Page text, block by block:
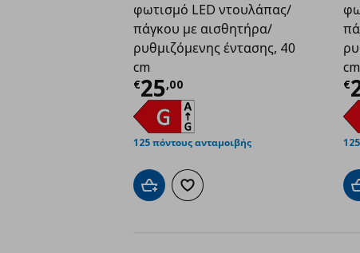
φωτισμό LED ντουλάπας/
πάγκου με αισθητήρα/
ρυθμιζόμενης έντασης, 40
cm
€25,00
Τρέχουσα τιμή €
125 πόντους ανταμοιβής
Προσθήκη στο καλάθι
Προσθήκη στα αγαπημένα
cm
€